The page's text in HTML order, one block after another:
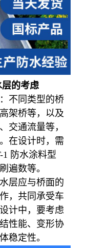
的考虑
不同类型的桥
架桥等，以及
交通流量等，
在设计时，需
防水涂料型
遍数等。
层应与桥面的
，共同承受车
计中，要考虑
性能、变形协
稳定性。